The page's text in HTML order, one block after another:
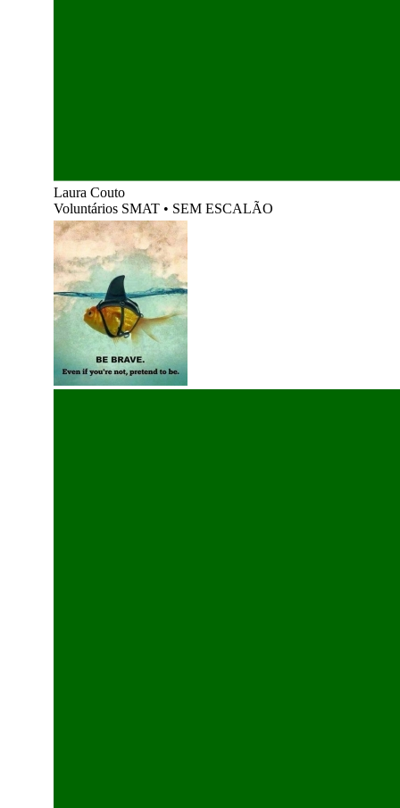
Laura Couto
Voluntários SMAT • SEM ESCALÃO